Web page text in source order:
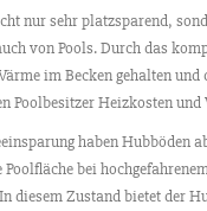
nur sehr platzsparend,
von Pools. Durch das
im Becken gehalten und
Poolbesitzer Heizkosten und
haben Hubböden
bei
diesem Zustand bietet der